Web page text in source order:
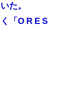
た。
「O R E S